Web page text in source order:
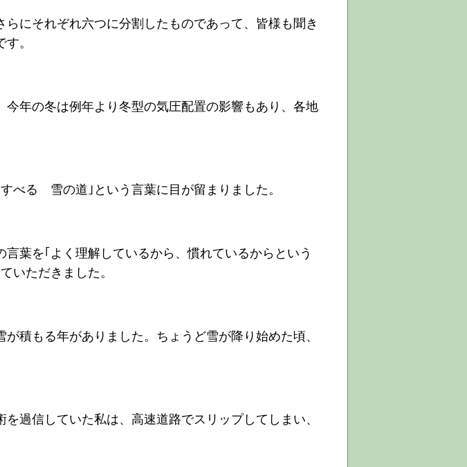
にそれぞれ六つに分割したものであって、皆様も聞き
。
年の冬は例年より冬型の気圧配置の影響もあり、各地
べる 雪の道｣という言葉に目が留まりました。
葉を｢よく理解しているから、慣れているからという
いただきました。
積もる年がありました。ちょうど雪が降り始めた頃、
過信していた私は、高速道路でスリップしてしまい、